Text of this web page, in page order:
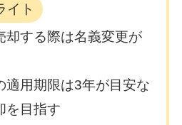
イト
却する際は名義変更が
適用期限は3年が目安な
を目指す